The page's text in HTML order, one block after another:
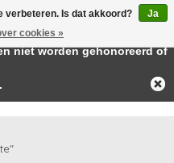
verbeteren. Is dat akkoord?
Ja
cookies »
Deze winkel is in aanbouw.
niet worden gehonoreerd of